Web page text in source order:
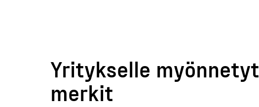
Yritykselle myönnetyt
merkit